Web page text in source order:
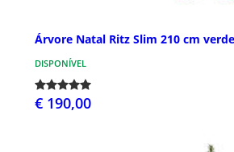
Árvore Natal Ritz Slim 210 cm
DISPONÍVEL
€ 190,00